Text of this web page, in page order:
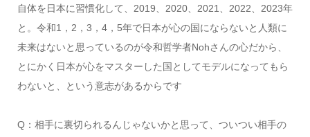
自体を日本に習慣化して、2019、2020、2021、2022、2023年
と。令和1，2，3，4，5年で日本が心の国にならないと人類に
未来はないと思っているのが令和哲学者Nohさんの心だから、
とにかく日本が心をマスターした国としてモデルになってもら
わないと、という意志があるからです
Q：相手に裏切られるんじゃないかと思って、ついつい相手の